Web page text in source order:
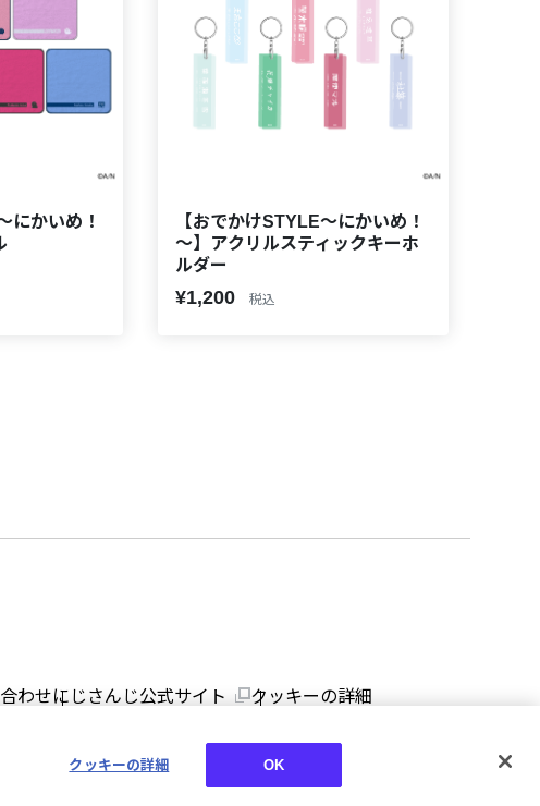
にかいめ！
【おでかけSTYLE～にかいめ！
～】アクリルスティックキーホ
ルダー
¥1,200 税込
わせにじさんじ公式サイト クッキーの詳細
クッキーの詳細 OK